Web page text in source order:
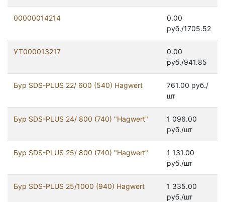
00000014214
0.00
руб./1705.52
УТ000013217
0.00
руб./941.85
Бур SDS-PLUS 22/ 600 (540) Hagwert
761.00 руб./
шт
Бур SDS-PLUS 24/ 800 (740) "Hagwert"
1 096.00
руб./шт
Бур SDS-PLUS 25/ 800 (740) "Hagwert"
1 131.00
руб./шт
Бур SDS-PLUS 25/1000 (940) Hagwert
1 335.00
руб./шт